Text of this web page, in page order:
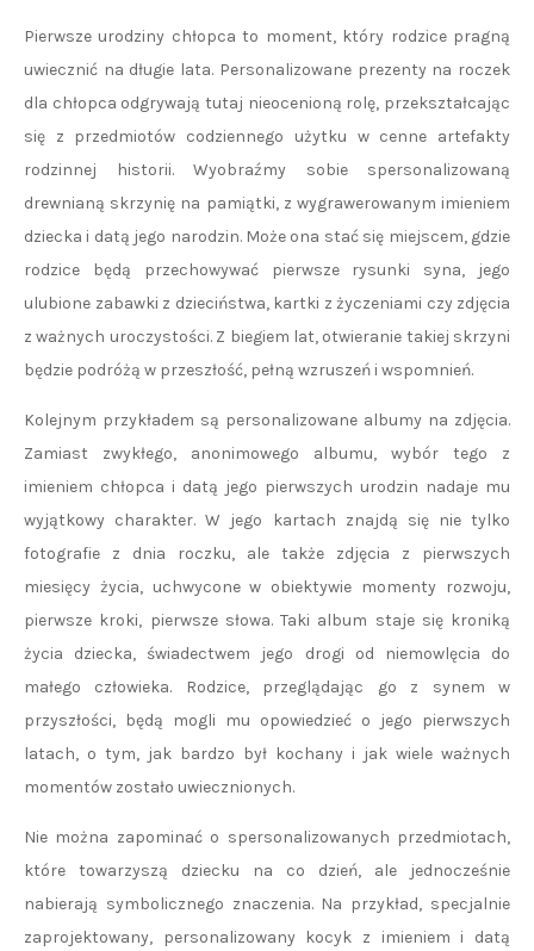
Pierwsze urodziny chłopca to moment, który rodzice pragną
uwiecznić na długie lata. Personalizowane prezenty na roczek
dla chłopca odgrywają tutaj nieocenioną rolę, przekształcając
się z przedmiotów codziennego użytku w cenne artefakty
rodzinnej historii. Wyobraźmy sobie spersonalizowaną
drewnianą skrzynię na pamiątki, z wygrawerowanym imieniem
dziecka i datą jego narodzin. Może ona stać się miejscem, gdzie
rodzice będą przechowywać pierwsze rysunki syna, jego
ulubione zabawki z dzieciństwa, kartki z życzeniami czy zdjęcia
z ważnych uroczystości. Z biegiem lat, otwieranie takiej skrzyni
będzie podróżą w przeszłość, pełną wzruszeń i wspomnień.
Kolejnym przykładem są personalizowane albumy na zdjęcia.
Zamiast zwykłego, anonimowego albumu, wybór tego z
imieniem chłopca i datą jego pierwszych urodzin nadaje mu
wyjątkowy charakter. W jego kartach znajdą się nie tylko
fotografie z dnia roczku, ale także zdjęcia z pierwszych
miesięcy życia, uchwycone w obiektywie momenty rozwoju,
pierwsze kroki, pierwsze słowa. Taki album staje się kroniką
życia dziecka, świadectwem jego drogi od niemowlęcia do
małego człowieka. Rodzice, przeglądając go z synem w
przyszłości, będą mogli mu opowiedzieć o jego pierwszych
latach, o tym, jak bardzo był kochany i jak wiele ważnych
momentów zostało uwiecznionych.
Nie można zapominać o spersonalizowanych przedmiotach,
które towarzyszą dziecku na co dzień, ale jednocześnie
nabierają symbolicznego znaczenia. Na przykład, specjalnie
zaprojektowany, personalizowany kocyk z imieniem i datą